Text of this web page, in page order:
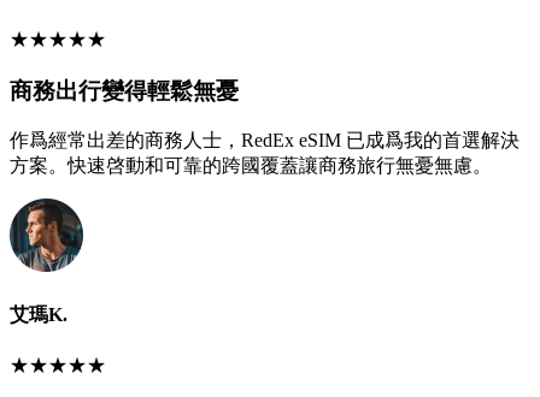
★★★★★
商務出行變得輕鬆無憂
作爲經常出差的商務人士，RedEx eSIM 已成爲我的首選解決
方案。快速啓動和可靠的跨國覆蓋讓商務旅行無憂無慮。
艾瑪K.
★★★★★